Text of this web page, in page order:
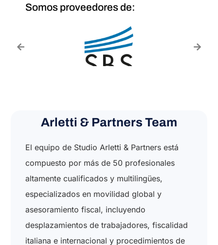
Somos proveedores de:
Arletti & Partners Team
El equipo de Studio Arletti & Partners está
compuesto por más de 50 profesionales
altamente cualificados y multilingües,
especializados en movilidad global y
asesoramiento fiscal, incluyendo
desplazamientos de trabajadores, fiscalidad
italiana e internacional y procedimientos de